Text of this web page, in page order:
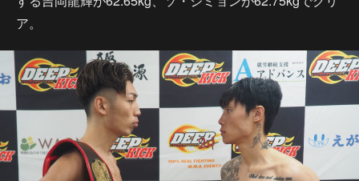
ア。